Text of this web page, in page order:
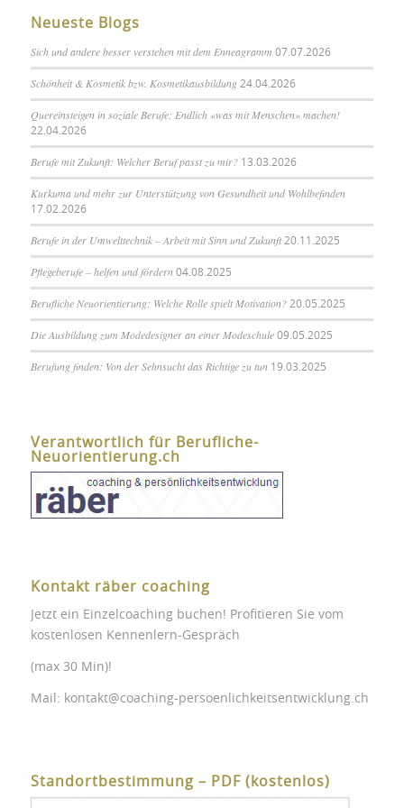
Neueste Blogs
Sich und andere besser verstehen mit dem Enneagramm 07.07.2026
Schönheit & Kosmetik bzw. Kosmetikausbildung 24.04.2026
Quereinsteigen in soziale Berufe: Endlich «was mit Menschen» machen!
22.04.2026
Berufe mit Zukunft: Welcher Beruf passt zu mir? 13.03.2026
Kurkuma und mehr zur Unterstützung von Gesundheit und Wohlbefinden
17.02.2026
Berufe in der Umwelttechnik – Arbeit mit Sinn und Zukunft 20.11.2025
Pflegeberufe – helfen und fördern 04.08.2025
Berufliche Neuorientierung: Welche Rolle spielt Motivation? 20.05.2025
Die Ausbildung zum Modedesigner an einer Modeschule 09.05.2025
Berufung finden: Von der Sehnsucht das Richtige zu tun 19.03.2025
Verantwortlich für Berufliche-
Neuorientierung.ch
Kontakt räber coaching
Jetzt ein Einzelcoaching buchen! Profitieren Sie vom
kostenlosen Kennenlern-Gespräch
(max 30 Min)!
Mail: kontakt@coaching-persoenlichkeitsentwicklung.ch
Standortbestimmung – PDF (kostenlos)